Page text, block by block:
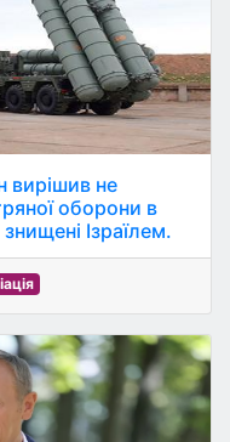
вирішив не
оборони в
Ізраїлем.